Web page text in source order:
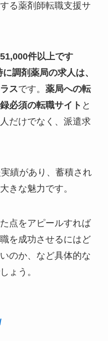
る薬剤師転職支援サ
件以上です
調剤薬局の求人は、
スです。 薬局への転
必須の転職サイト と
だけでなく、派遣求
績があり、蓄積され
きな魅力です。
点をアピールすれば
を成功させるにはど
のか、など具体的な
ょう。